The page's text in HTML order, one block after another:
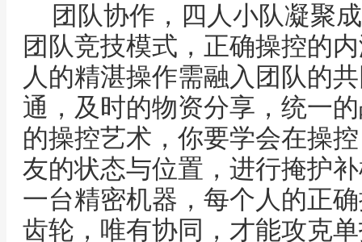
团队协作，四人小队凝聚
团队竞技模式，正确操控的
人的精湛操作需融入团队的
通，及时的物资分享，统一
的操控艺术，你要学会在操
友的状态与位置，进行掩护
一台精密机器，每个人的正
齿轮，唯有协同，才能攻克